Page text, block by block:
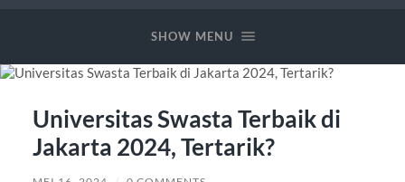
SHOW MENU
Universitas Swasta Terbaik di
Jakarta 2024, Tertarik?